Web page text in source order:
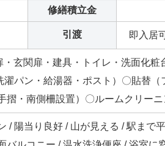
修繕積立金
引渡 即入居
玄関扉・建具・トイレ・洗面化
パン・給湯器・ポスト）〇貼替
摺・南側柵設置）〇ルームクリー
/ 陽当り良好 / 山が見える / 駅まで